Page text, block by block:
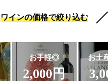
ワインの価格で絞り込む
お手軽◎
2,000円
お土